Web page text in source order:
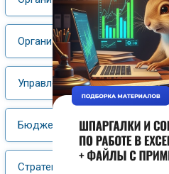
Организация
Управление финансами
Бюджетирование
Стратегический менеджмент